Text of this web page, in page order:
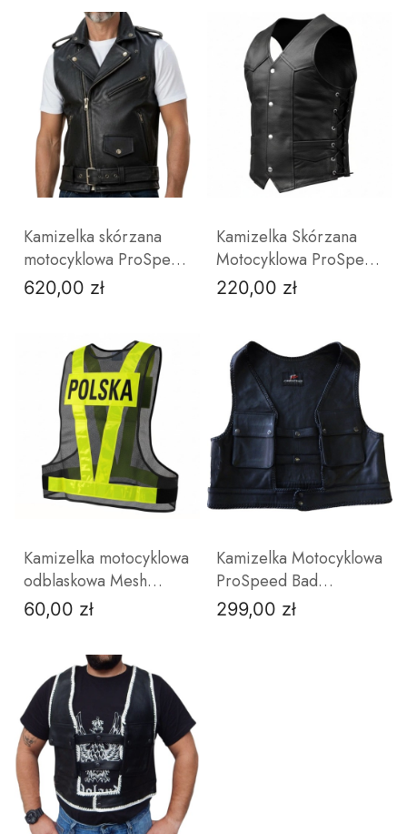
ZOBACZ PRODUKT ZOBACZ PRODUKT
Kamizelka skórzana
motocyklowa ProSpeed
Ramoneska Anilina
czarna
Cena
620,00 zł
ZOBACZ PRODUKT
Kamizelka Skórzana
Motocyklowa ProSpeed
Czarna | Klasyczna na
Napy | ProSpeed
Cena
220,00 zł
ZOBACZ PRODUKT
Kamizelka motocyklowa
odblaskowa Mesh
POLSKA
Cena
60,00 zł
ZOBACZ PRODUKT
Kamizelka Motocyklowa
ProSpeed Bad
Company – Czarna
Skóra Bydlęca | Styl
Cena
299,00 zł